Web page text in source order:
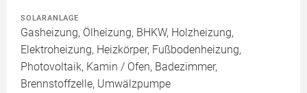
SOLARANLAGE
Gasheizung, Ölheizung, BHKW, Holzheizung,
Elektroheizung, Heizkörper, Fußbodenheizung,
Photovoltaik, Kamin / Ofen, Badezimmer,
Brennstoffzelle, Umwälzpumpe